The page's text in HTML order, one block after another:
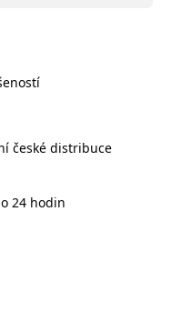
české distribuce
24 hodin